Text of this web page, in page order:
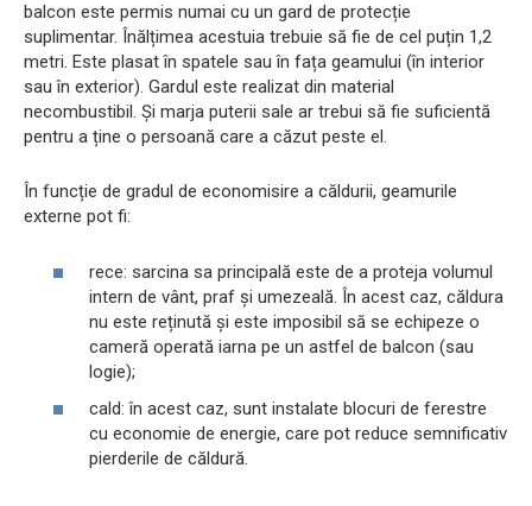
balcon este permis numai cu un gard de protecție
suplimentar. Înălțimea acestuia trebuie să fie de cel puțin 1,2
metri. Este plasat în spatele sau în fața geamului (în interior
sau în exterior). Gardul este realizat din material
necombustibil. Și marja puterii sale ar trebui să fie suficientă
pentru a ține o persoană care a căzut peste el.
În funcție de gradul de economisire a căldurii, geamurile
externe pot fi:
rece: sarcina sa principală este de a proteja volumul
intern de vânt, praf și umezeală. În acest caz, căldura
nu este reținută și este imposibil să se echipeze o
cameră operată iarna pe un astfel de balcon (sau
logie);
cald: în acest caz, sunt instalate blocuri de ferestre
cu economie de energie, care pot reduce semnificativ
pierderile de căldură.